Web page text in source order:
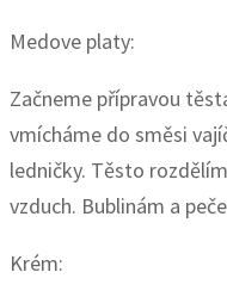
Medove platy:
Začneme přípravou
vmícháme do směsi
ledničky. Těsto
vzduch. Bublinám a
Krém: